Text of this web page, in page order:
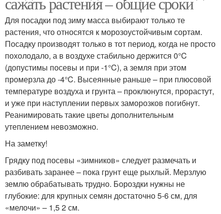
Для посадки под зиму масса выбирают только те
растения, что относятся к морозоустойчивым сортам.
Посадку производят только в тот период, когда не просто
похолодало, а в воздухе стабильно держится 0°C
(допустимы посевы и при -1°C), а земля при этом
промерзла до -4°C. Высеянные раньше – при плюсовой
температуре воздуха и грунта – проклюнутся, прорастут,
и уже при наступлении первых заморозков погибнут.
Реанимировать такие цветы дополнительным
утеплением невозможно.
На заметку!
Грядку под посевы «зимников» следует размечать и
разбивать заранее – пока грунт еще рыхлый. Мерзлую
землю обрабатывать трудно. Бороздки нужны не
глубокие: для крупных семян достаточно 5-6 см, для
«мелочи» – 1,5 2 см.